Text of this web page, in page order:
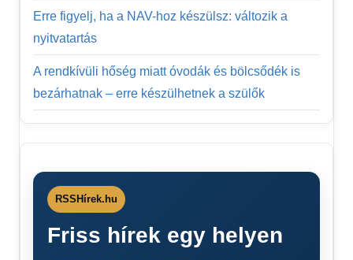
Erre figyelj, ha a NAV-hoz készülsz: változik a
nyitvatartás
A rendkívüli hőség miatt óvodák és bölcsődék is
bezárhatnak – erre készülhetnek a szülők
RSSHírek.hu
Friss hírek egy helyen